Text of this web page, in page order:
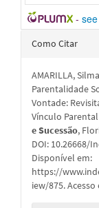
-
Detalhes
artigo
Como Citar
AMARILLA,
Parentalidade
Vontade:
Vínculo
e Sucessão,
DOI: 10.26668/
Disponível em:
https://
iew/875. Acesso